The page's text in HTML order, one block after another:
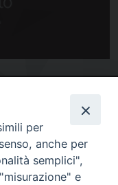
per
anche per
semplici",
e